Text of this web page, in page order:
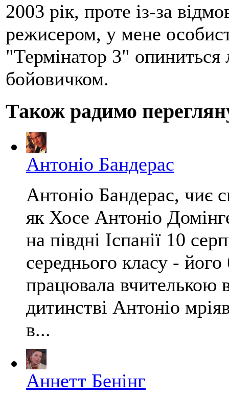
2003 рік, проте із-за
режисером, у мене
"Термінатор 3"
бойовичком.
Також радимо
Антоніо Бандерас
Антоніо Бандерас, чиє
як Хосе Антоніо
на півдні Іспанії 10
середнього класу -
працювала вчителькою
дитинстві Антоніо
в...
Аннетт Бенінг